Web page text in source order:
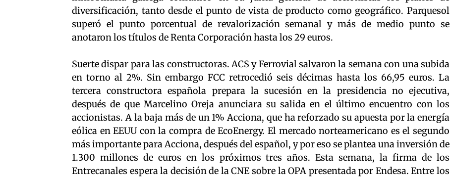
diversificación, tanto desde el punto de vista de producto como geográfico. Parquesol
superó el punto porcentual de revalorización semanal y más de medio punto se
anotaron los títulos de Renta Corporación hasta los 29 euros.
Suerte dispar para las constructoras. ACS y Ferrovial salvaron la semana con una subida
en torno al 2%. Sin embargo FCC retrocedió seis décimas hasta los 66,95 euros. La
tercera constructora española prepara la sucesión en la presidencia no ejecutiva,
después de que Marcelino Oreja anunciara su salida en el último encuentro con los
accionistas. A la baja más de un 1% Acciona, que ha reforzado su apuesta por la energía
eólica en EEUU con la compra de EcoEnergy. El mercado norteamericano es el segundo
más importante para Acciona, después del español, y por eso se plantea una inversión de
1.300 millones de euros en los próximos tres años. Esta semana, la firma de los
Entrecanales espera la decisión de la CNE sobre la OPA presentada por Endesa. Entre los